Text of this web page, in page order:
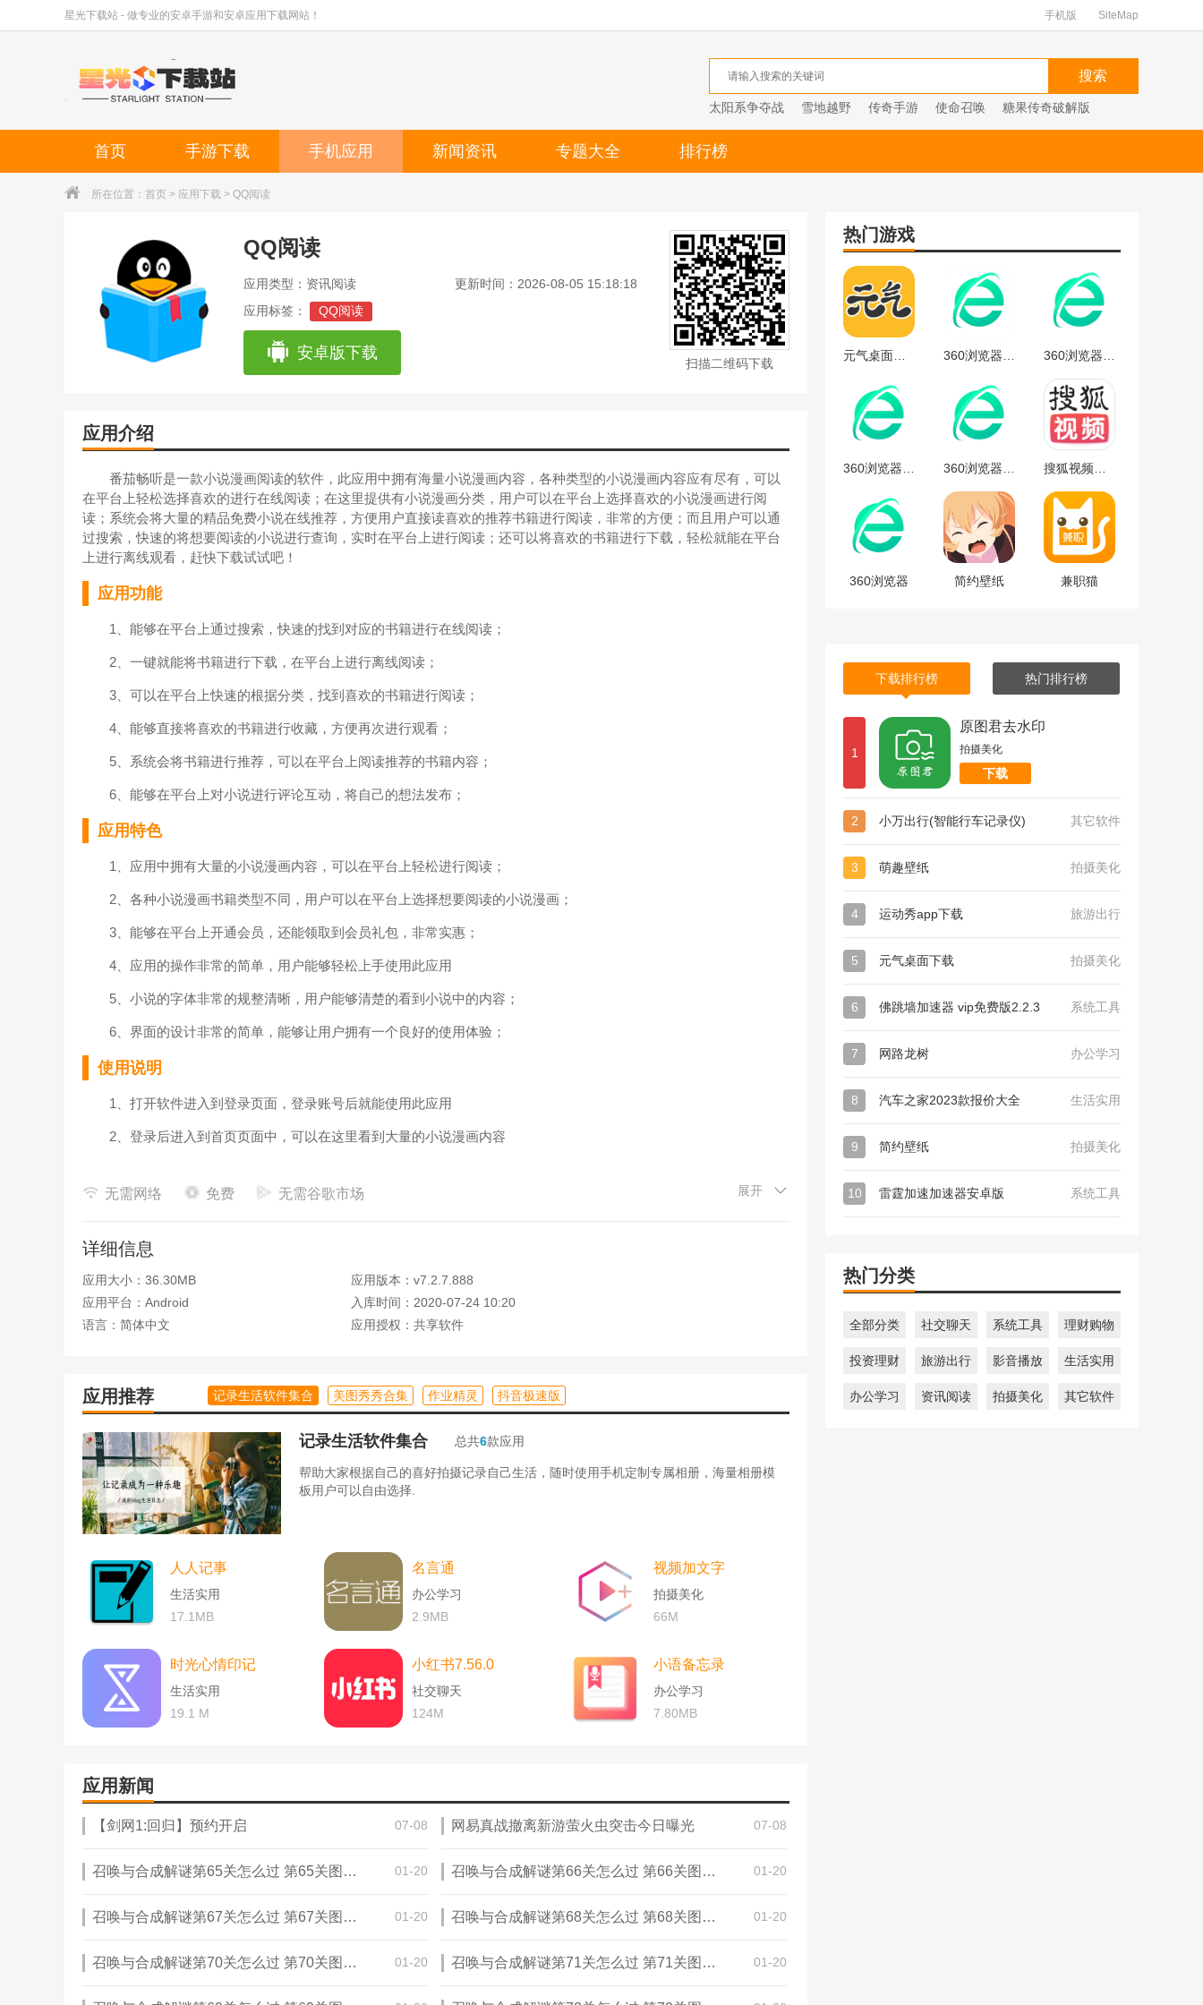
星光下载站 - 做专业的安卓手游和安卓应用下载网站！ 手机版 SiteMap
太阳系争夺战 雪地越野 传奇手游 使命召唤 糖果传奇破解版
首页 手游下载 手机应用 新闻资讯 专题大全 排行榜
所在位置： 首页 > 应用下载 > QQ阅读
QQ阅读
应用类型：资讯阅读
更新时间：2026-08-05 15:18:18
应用标签：
QQ阅读
安卓版下载
扫描二维码下载
应用介绍
番茄畅听是一款小说漫画阅读的软件，此应用中拥有海量小说漫画内容，各种类型的小说漫画内容应有尽有，可以
在平台上轻松选择喜欢的进行在线阅读；在这里提供有小说漫画分类，用户可以在平台上选择喜欢的小说漫画进行阅
读；系统会将大量的精品免费小说在线推荐，方便用户直接读喜欢的推荐书籍进行阅读，非常的方便；而且用户可以通
过搜索，快速的将想要阅读的小说进行查询，实时在平台上进行阅读；还可以将喜欢的书籍进行下载，轻松就能在平台
上进行离线观看，赶快下载试试吧！
应用功能
1、能够在平台上通过搜索，快速的找到对应的书籍进行在线阅读；
2、一键就能将书籍进行下载，在平台上进行离线阅读；
3、可以在平台上快速的根据分类，找到喜欢的书籍进行阅读；
4、能够直接将喜欢的书籍进行收藏，方便再次进行观看；
5、系统会将书籍进行推荐，可以在平台上阅读推荐的书籍内容；
6、能够在平台上对小说进行评论互动，将自己的想法发布；
应用特色
1、应用中拥有大量的小说漫画内容，可以在平台上轻松进行阅读；
2、各种小说漫画书籍类型不同，用户可以在平台上选择想要阅读的小说漫画；
3、能够在平台上开通会员，还能领取到会员礼包，非常实惠；
4、应用的操作非常的简单，用户能够轻松上手使用此应用
5、小说的字体非常的规整清晰，用户能够清楚的看到小说中的内容；
6、界面的设计非常的简单，能够让用户拥有一个良好的使用体验；
使用说明
1、打开软件进入到登录页面，登录账号后就能使用此应用
2、登录后进入到首页页面中，可以在这里看到大量的小说漫画内容
4、进入到下载页面中，用户能够将喜欢的小说进行下载
无需网络 免费 无需谷歌市场 展开
详细信息
应用大小：36.30MB
应用版本：v7.2.7.888
应用平台：Android
入库时间：2020-07-24 10:20
语言：简体中文
应用授权：共享软件
应用推荐 记录生活软件集合 美图秀秀合集 作业精灵 抖音极速版
记录生活软件集合 总共6款应用
帮助大家根据自己的喜好拍摄记录自己生活，随时使用手机定制专属相册，海量相册模
板用户可以自由选择.
人人记事
生活实用
17.1MB
名言通
办公学习
2.9MB
视频加文字
拍摄美化
66M
时光心情印记
生活实用
19.1 M
小红书7.56.0
社交聊天
124M
小语备忘录
办公学习
7.80MB
应用新闻
【剑网1:回归】预约开启 07-08 网易真战撤离新游萤火虫突击今日曝光 07-08
召唤与合成解谜第65关怎么过 第65关图文通关攻略 01-20 召唤与合成解谜第66关怎么过 第66关图文通关攻略 01-20
召唤与合成解谜第67关怎么过 第67关图文通关攻略 01-20 召唤与合成解谜第68关怎么过 第68关图文通关攻略 01-20
召唤与合成解谜第70关怎么过 第70关图文通关攻略 01-20 召唤与合成解谜第71关怎么过 第71关图文通关攻略 01-20
热门游戏
360浏览器 简约壁纸 兼职猫
下载排行榜 热门排行榜
1
原图君去水印
拍摄美化
下载
2 小万出行(智能行车记录仪) 其它软件
3 萌趣壁纸 拍摄美化
4 运动秀app下载 旅游出行
5 元气桌面下载 拍摄美化
6 佛跳墙加速器 vip免费版2.2.3 系统工具
7 网路龙树 办公学习
8 汽车之家2023款报价大全 生活实用
9 简约壁纸 拍摄美化
10 雷霆加速加速器安卓版 系统工具
热门分类
全部分类 社交聊天 系统工具 理财购物
投资理财 旅游出行 影音播放 生活实用
办公学习 资讯阅读 拍摄美化 其它软件